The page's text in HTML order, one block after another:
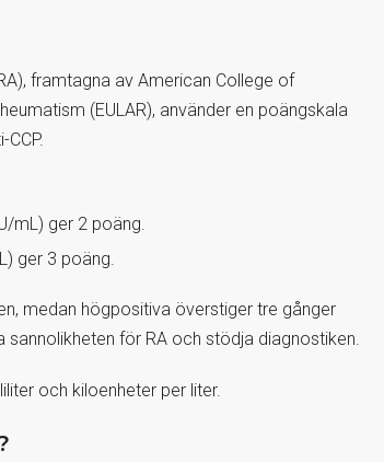
framtagna av American College of
(EULAR), använder en poängskala
mL) ger 2 poäng.
ger 3 poäng.
medan högpositiva överstiger tre gånger
för RA och stödja diagnostiken.
och kiloenheter per liter.